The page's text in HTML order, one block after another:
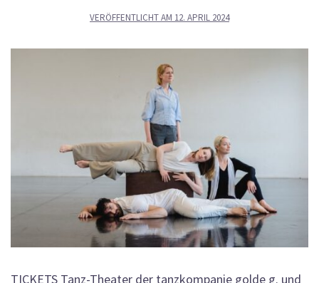
VERÖFFENTLICHT AM 12. APRIL 2024
TICKETS Tanz-Theater der tanzkompanie golde g. und